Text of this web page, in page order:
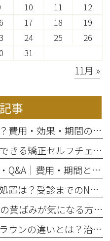
10 11
12
17 18
19
24 25
26
31
11月 »
事
ホワイトニングはどっち？費用・効果・期間の違いから選び方を解説
30代で悩む歯並び｜鏡でできる矯正セルフチェックと将来のリスク
前歯矯正のよくある質問・Q&A｜費用・期間と部分矯正の適応を解説
詰め物が取れた時の応急処置は？受診までのNG行動と放置リスク
【洋野町】30・40代の歯の黄ばみが気になる方へ｜ホワイトニングで変わる歯と印象
セラミックインレーとクラウンの違いとは？治療範囲別に適した選択肢を解説